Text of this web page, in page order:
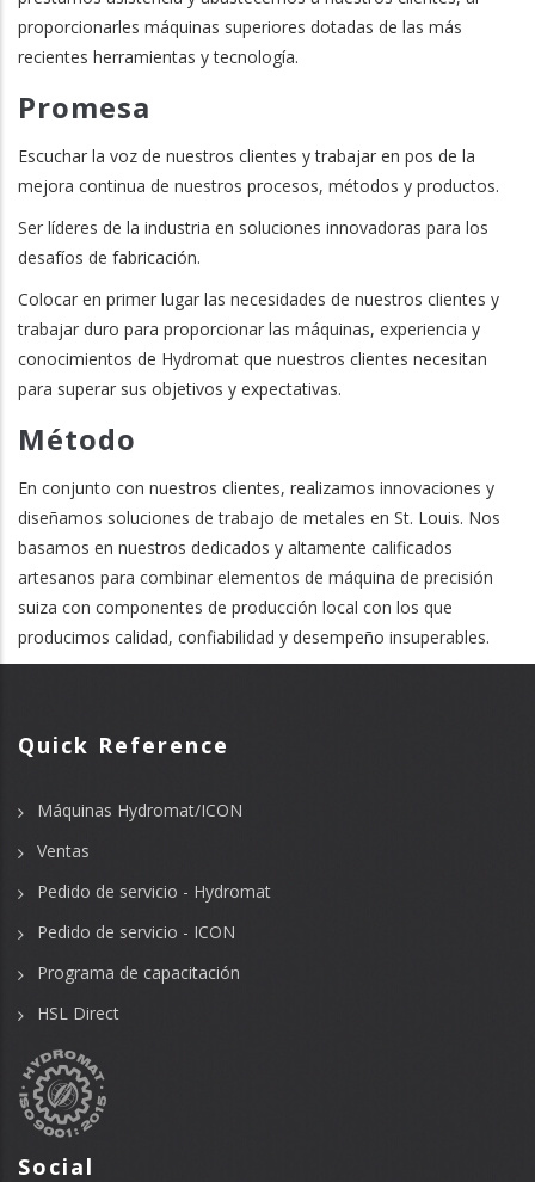
proporcionarles máquinas superiores dotadas de las más
recientes herramientas y tecnología.
Promesa
Escuchar la voz de nuestros clientes y trabajar en pos de la
mejora continua de nuestros procesos, métodos y productos.
Ser líderes de la industria en soluciones innovadoras para los
desafíos de fabricación.
Colocar en primer lugar las necesidades de nuestros clientes y
trabajar duro para proporcionar las máquinas, experiencia y
conocimientos de Hydromat que nuestros clientes necesitan
para superar sus objetivos y expectativas.
Método
En conjunto con nuestros clientes, realizamos innovaciones y
diseñamos soluciones de trabajo de metales en St. Louis. Nos
basamos en nuestros dedicados y altamente calificados
artesanos para combinar elementos de máquina de precisión
suiza con componentes de producción local con los que
producimos calidad, confiabilidad y desempeño insuperables.
Quick Reference
Máquinas Hydromat/ICON
Ventas
Pedido de servicio - Hydromat
Pedido de servicio - ICON
Programa de capacitación
HSL Direct
Social